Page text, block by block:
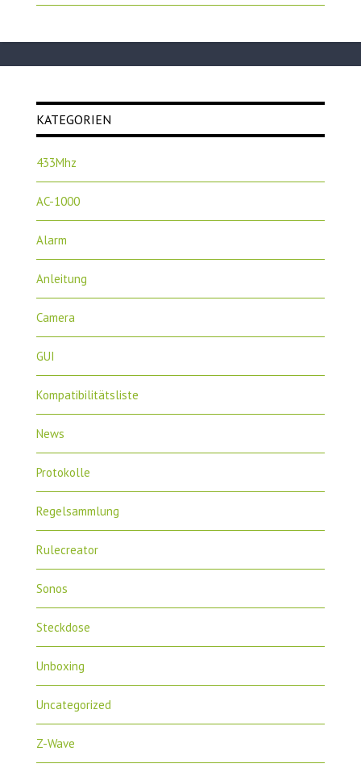
KATEGORIEN
433Mhz
AC-1000
Alarm
Anleitung
Camera
GUI
Kompatibilitätsliste
News
Protokolle
Regelsammlung
Rulecreator
Sonos
Steckdose
Unboxing
Uncategorized
Z-Wave